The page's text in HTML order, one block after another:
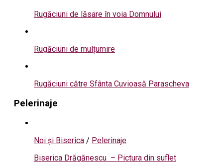
Rugăciuni de lăsare în voia Domnului
Rugăciuni de mulțumire
Rugăciuni către Sfânta Cuvioasă Parascheva
Pelerinaje
Noi și Biserica / Pelerinaje
Biserica Drăgănescu – Pictura din suflet